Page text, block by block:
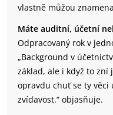
vlastně můžou
Máte auditní, účetní
Odpracovaný rok v
„Background v
základ, ale i když to
opravdu chuť se ty
zvídavost.“ objasňuje.